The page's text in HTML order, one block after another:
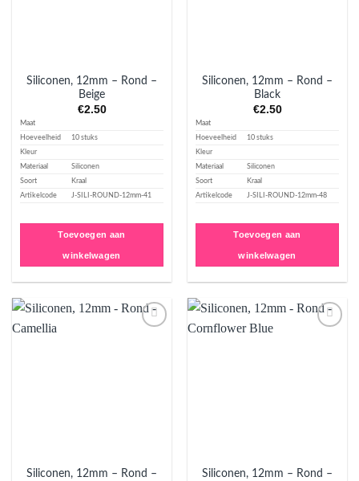
Siliconen, 12mm – Rond –
Beige
€2.50
Maat
Hoeveelheid
10 stuks
Kleur
Materiaal
Siliconen
Soort
Kraal
Artikelcode
J-SILI-ROUND-12mm-41
Toevoegen aan
winkelwagen
Siliconen, 12mm – Rond –
Black
€2.50
Maat
Hoeveelheid
10 stuks
Kleur
Materiaal
Siliconen
Soort
Kraal
Artikelcode
J-SILI-ROUND-12mm-48
Toevoegen aan
winkelwagen
Siliconen, 12mm – Rond –
Siliconen, 12mm – Rond –